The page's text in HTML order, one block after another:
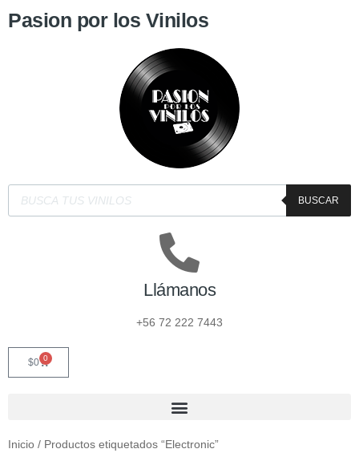
Pasion por los Vinilos
BUSCAR
Llámanos
+56 72 222 7443
$0 0
Inicio / Productos etiquetados “Electronic”